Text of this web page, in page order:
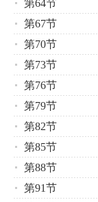
第64节
第67节
第70节
第73节
第76节
第79节
第82节
第85节
第88节
第91节